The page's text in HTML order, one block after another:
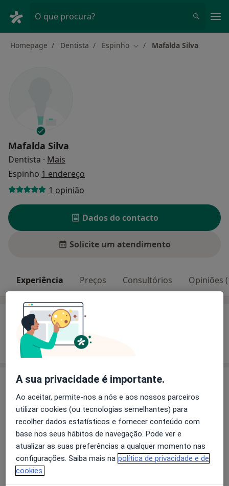
O que procura?
Homepage Dentista Espinho Mudar de cidade
Mafalda Silva
Mafalda Silva
Dentista · Mais
Espinho 1 endereço
1 opinião
Dados do contacto
Solicite um atendimento
Experiência Preços Consultórios Opiniões
Experiência
Mostrar mais detalhes
Serviços e preços
Aparelho Fixo
Detalhes
Detalhes
A sua privacidade é importante.
Ao aceitar, permite-nos a nós e aos nossos parceiros
utilizar cookies (ou tecnologias semelhantes) para
recolher dados estatísticos e fornecer conteúdo com
base nos seus hábitos de navegação. Pode ver e
atualizar as suas preferências a qualquer momento nas
configurações. Saiba mais na política de privacidade e de
cookies.